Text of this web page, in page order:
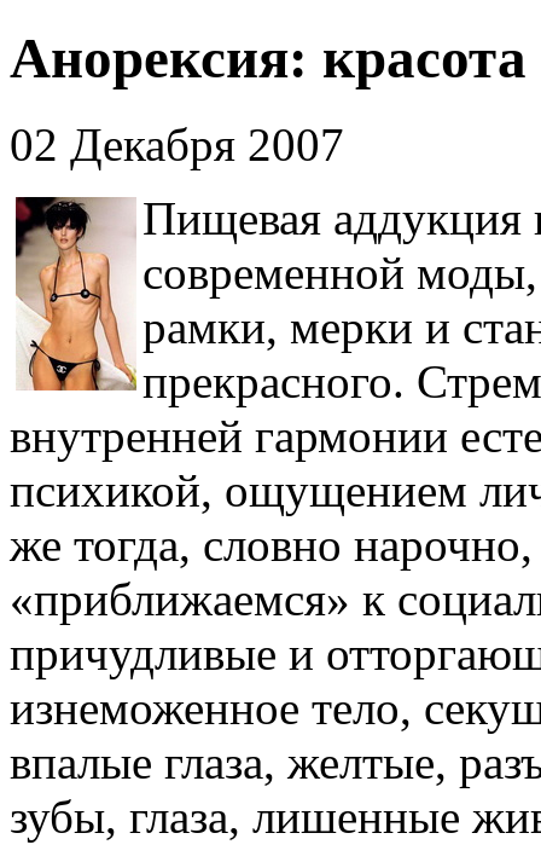
Анорексия: красота
02 Декабря 2007
Пищевая аддукция
современной моды,
рамки, мерки и
прекрасного.
внутренней гармонии
психикой, ощущением
же тогда, словно
«приближаемся» к
причудливые и
изнеможенное тело,
впалые глаза, желтые,
зубы, глаза, лишенные